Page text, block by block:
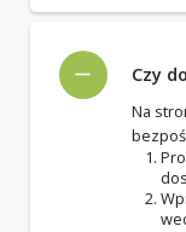
Czy
Na